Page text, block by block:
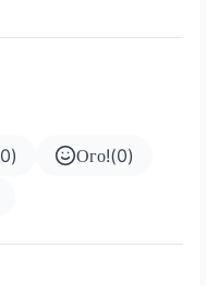
0) Ого!(0)